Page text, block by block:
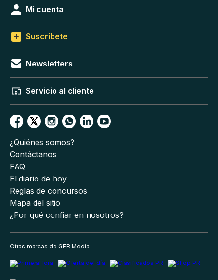
Mi cuenta
Suscríbete
Newsletters
Servicio al cliente
¿Quiénes somos?
Contáctanos
FAQ
El diario de hoy
Reglas de concursos
Mapa del sitio
¿Por qué confiar en nosotros?
Otras marcas de GFR Media